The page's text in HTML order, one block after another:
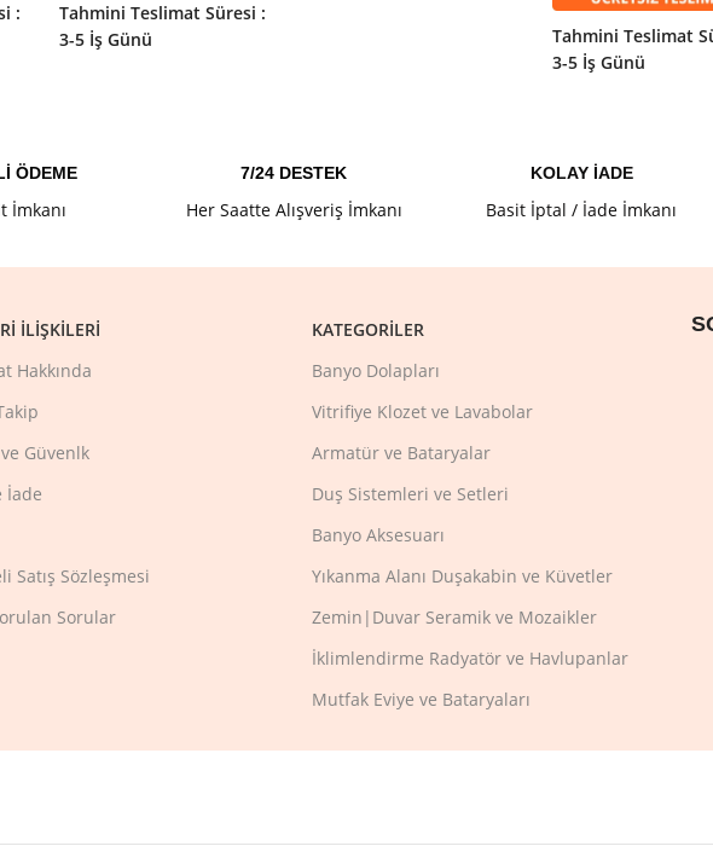
:
Tahmini Teslimat Süresi :
3-5 İş Günü
Tahmini Teslimat
3-5 İş Günü
ÖDEME
İmkanı
7/24 DESTEK
Her Saatte Alışveriş İmkanı
KOLAY İADE
Basit İptal / İade İmkanı
İLIŞKILERI
Hakkında
Güvenlk
İade
Satış Sözleşmesi
Sorular
KATEGORILER
Banyo Dolapları
Vitrifiye Klozet ve Lavabolar
Armatür ve Bataryalar
Duş Sistemleri ve Setleri
Banyo Aksesuarı
Yıkanma Alanı Duşakabin ve Küvetler
Zemin|Duvar Seramik ve Mozaikler
İklimlendirme Radyatör ve Havlupanlar
Mutfak Eviye ve Bataryaları